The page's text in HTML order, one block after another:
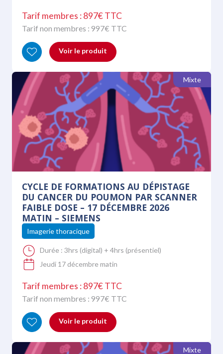
Tarif membres : 897€ TTC
Tarif non membres : 997€ TTC
Voir le produit
Mixte
CYCLE DE FORMATIONS AU DÉPISTAGE
DU CANCER DU POUMON PAR SCANNER
FAIBLE DOSE – 17 DÉCEMBRE 2026
MATIN – SIEMENS
Imagerie thoracique
Durée : 3hrs (digital) + 4hrs (présentiel)
Jeudi 17 décembre matin
Tarif membres : 897€ TTC
Tarif non membres : 997€ TTC
Voir le produit
Mixte